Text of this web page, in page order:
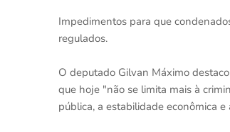
Impedimentos para que
regulados.
O deputado Gilvan Máximo
que hoje "não se limita mais à
pública, a estabilidade econômica